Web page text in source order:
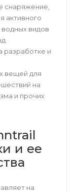
снаряжение,
активного
видов
разработке и
вещей для
на
и прочих
и ее
на